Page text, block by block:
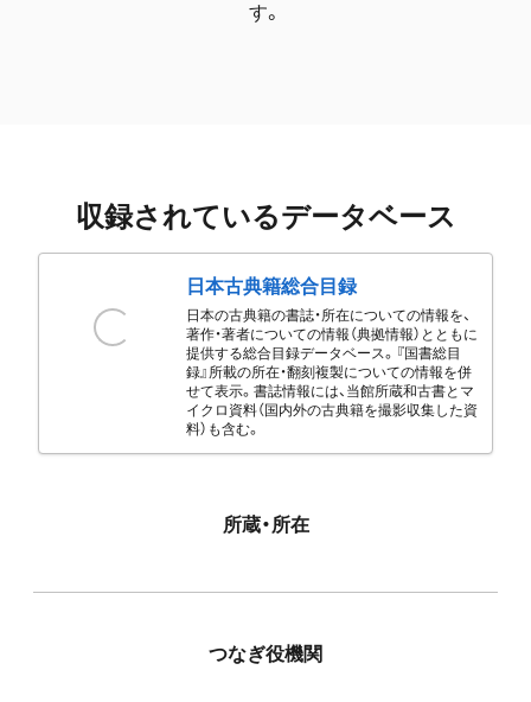
す。
収録されているデータベース
日本古典籍総合目録
日本の古典籍の書誌・所在についての情報を、
著作・著者についての情報（典拠情報）とともに
提供する総合目録データベース。『国書総目
録』所載の所在・翻刻複製についての情報を併
せて表示。書誌情報には、当館所蔵和古書とマ
イクロ資料（国内外の古典籍を撮影収集した資
料）も含む。
所蔵・所在
つなぎ役機関